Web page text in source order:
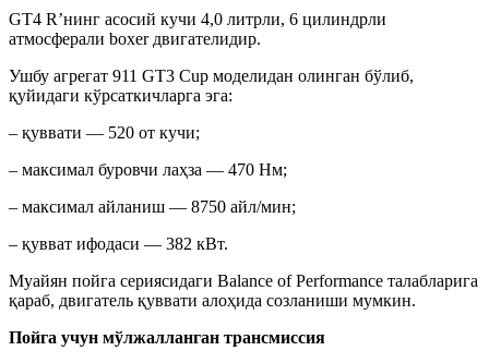
GT4 R’нинг асосий кучи 4,0 литрли, 6 цилиндрли
атмосферали boxer двигателидир.
Ушбу агрегат 911 GT3 Cup моделидан олинган бўлиб,
қуйидаги кўрсаткичларга эга:
– қуввати — 520 от кучи;
– максимал буровчи лаҳза — 470 Нм;
– максимал айланиш — 8750 айл/мин;
– қувват ифодаси — 382 кВт.
Муайян пойга сериясидаги Balance of Performance талабларига
қараб, двигатель қуввати алоҳида созланиши мумкин.
Пойга учун мўлжалланган трансмиссия